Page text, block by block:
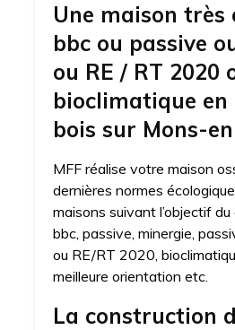
Une maison très
bbc ou passive
ou RE / RT 2020
bioclimatique en
bois sur Mons-
MFF réalise votre maison
dernières normes
maisons suivant l’objectif
bbc, passive, minergie,
ou RE/RT 2020,
meilleure orientation etc.
La construction